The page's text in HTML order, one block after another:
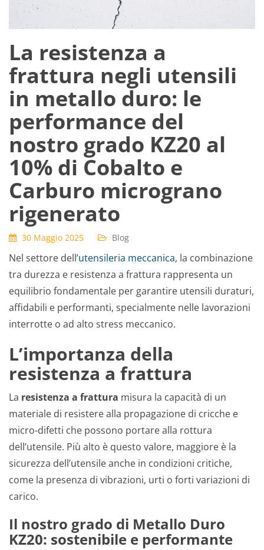
La resistenza a
frattura negli utensili
in metallo duro: le
performance del
nostro grado KZ20 al
10% di Cobalto e
Carburo micrograno
rigenerato
30 Maggio 2025 Blog
Nel settore dell’utensileria meccanica, la combinazione
tra durezza e resistenza a frattura rappresenta un
equilibrio fondamentale per garantire utensili duraturi,
affidabili e performanti, specialmente nelle lavorazioni
interrotte o ad alto stress meccanico.
L’importanza della
resistenza a frattura
La resistenza a frattura misura la capacità di un
materiale di resistere alla propagazione di cricche e
micro-difetti che possono portare alla rottura
dell’utensile. Più alto è questo valore, maggiore è la
sicurezza dell’utensile anche in condizioni critiche,
come la presenza di vibrazioni, urti o forti variazioni di
carico.
Il nostro grado di Metallo Duro
KZ20: sostenibile e performante